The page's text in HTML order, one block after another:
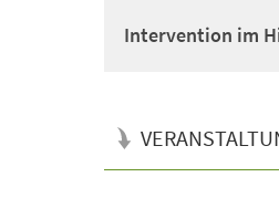
Intervention im